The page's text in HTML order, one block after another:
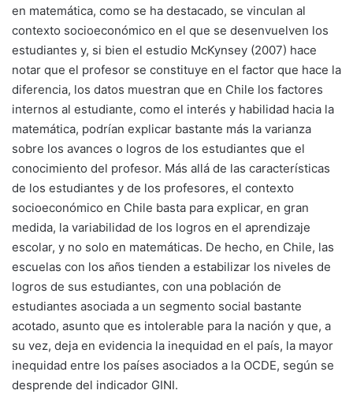
en matemática, como se ha destacado, se vinculan al
contexto socioeconómico en el que se desenvuelven los
estudiantes y, si bien el estudio McKynsey (2007) hace
notar que el profesor se constituye en el factor que hace la
diferencia, los datos muestran que en Chile los factores
internos al estudiante, como el interés y habilidad hacia la
matemática, podrían explicar bastante más la varianza
sobre los avances o logros de los estudiantes que el
conocimiento del profesor. Más allá de las características
de los estudiantes y de los profesores, el contexto
socioeconómico en Chile basta para explicar, en gran
medida, la variabilidad de los logros en el aprendizaje
escolar, y no solo en matemáticas. De hecho, en Chile, las
escuelas con los años tienden a estabilizar los niveles de
logros de sus estudiantes, con una población de
estudiantes asociada a un segmento social bastante
acotado, asunto que es intolerable para la nación y que, a
su vez, deja en evidencia la inequidad en el país, la mayor
inequidad entre los países asociados a la OCDE, según se
desprende del indicador GINI.